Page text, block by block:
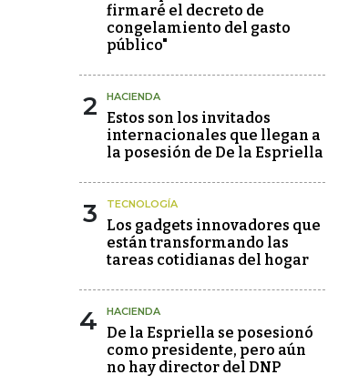
firmaré el decreto de
congelamiento del gasto
público"
2 HACIENDA
Estos son los invitados
internacionales que llegan a
la posesión de De la Espriella
3 TECNOLOGÍA
Los gadgets innovadores que
están transformando las
tareas cotidianas del hogar
4 HACIENDA
De la Espriella se posesionó
como presidente, pero aún
no hay director del DNP